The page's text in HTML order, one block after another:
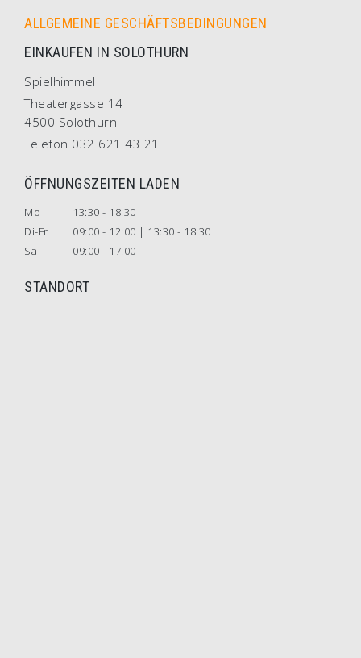
ALLGEMEINE GESCHÄFTSBEDINGUNGEN
EINKAUFEN IN SOLOTHURN
Spielhimmel
Theatergasse 14
4500 Solothurn
Telefon 032 621 43 21
ÖFFNUNGSZEITEN LADEN
Mo
13:30 - 18:30
Di-Fr
09:00 - 12:00 | 13:30 - 18:30
Sa
09:00 - 17:00
STANDORT